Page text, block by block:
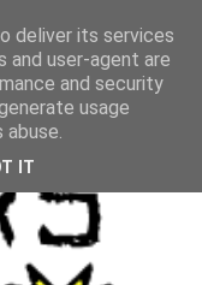
deliver its services
and user-agent are
and security
usage
IT